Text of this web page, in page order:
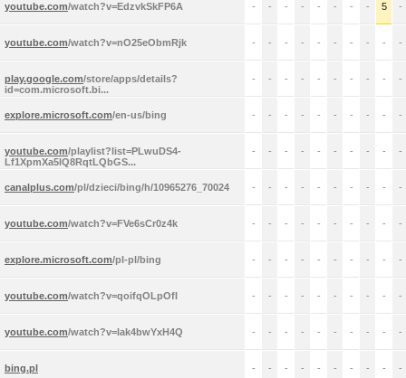
youtube.com/watch?v=EdzvkSkFP6A - - - - - - - - 5 -
youtube.com/watch?v=nO25eObmRjk - - - - - - - - - -
play.google.com/store/apps/details?
id=com.microsoft.bi...
- - - - - - - - - -
explore.microsoft.com/en-us/bing - - - - - - - - - -
youtube.com/playlist?list=PLwuDS4-
Lf1XpmXa5lQ8RqtLQbGS...
- - - - - - - - - -
canalplus.com/pl/dzieci/bing/h/10965276_70024 - - - - - - - - - -
youtube.com/watch?v=FVe6sCr0z4k - - - - - - - - - -
explore.microsoft.com/pl-pl/bing - - - - - - - - - -
youtube.com/watch?v=qoifqOLpOfI - - - - - - - - - -
youtube.com/watch?v=lak4bwYxH4Q - - - - - - - - - -
bing.pl - - - - - - - - - -